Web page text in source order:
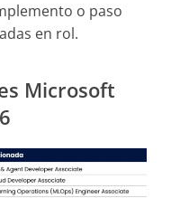
o paso
en rol.
Microsoft